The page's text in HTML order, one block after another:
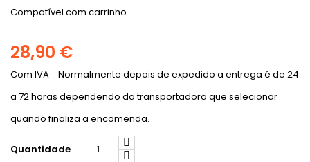
Compatível com carrinho
28,90 €
Com IVA
Normalmente depois de expedido a entrega é de 24
a 72 horas dependendo da transportadora que selecionar
quando finaliza a encomenda.
Quantidade